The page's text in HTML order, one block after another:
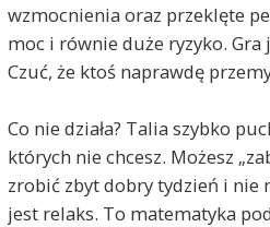
wzmocnienia oraz przeklęte
moc i równie duże ryzyko.
Czuć, że ktoś naprawdę
Co nie działa? Talia szybko
których nie chcesz. Możesz
zrobić zbyt dobry tydzień i nie
jest relaks. To matematyka